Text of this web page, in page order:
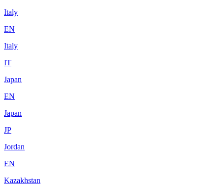
Italy
EN
Italy
IT
Japan
EN
Japan
JP
Jordan
EN
Kazakhstan